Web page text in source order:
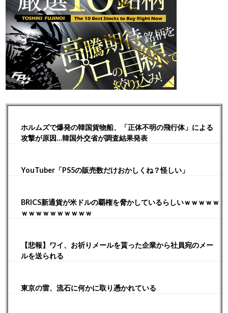
ホルムズで爆発の韓国貨物船、「正体不明の飛行体」による
攻撃が原因…韓国外交省が調査結果発表
YouTuber「PS5の販売数だけおかしくね？怪しい」
BRICS新通貨が米ドルの覇権を脅かしているらしいｗｗｗｗｗ
ｗｗｗｗｗｗｗｗｗｗ
【悲報】ワイ、お祈りメールを貰った企業から社員宛のメー
ルを送られる
東京の雷、流石に何かに取り憑かれている